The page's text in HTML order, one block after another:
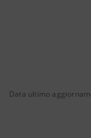
Data ultimo